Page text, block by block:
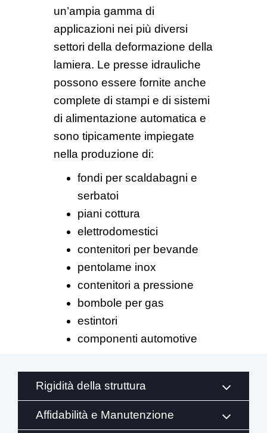
un’ampia gamma di
applicazioni nei più diversi
settori della deformazione della
lamiera. Le presse idrauliche
possono essere fornite anche
complete di stampi e di sistemi
di alimentazione automatica e
sono tipicamente impiegate
nella produzione di:
fondi per scaldabagni e
serbatoi
piani cottura
elettrodomestici
contenitori per bevande
pentolame inox
contenitori a pressione
bombole per gas
estintori
componenti automotive
Rigidità della struttura
Affidabilità e Manutenzione